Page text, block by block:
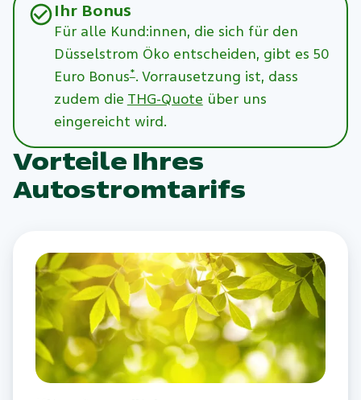
Ihr Bonus
Für alle Kund:innen, die sich für den
Düsselstrom Öko entscheiden, gibt es 50
Euro Bonus*. Vorrausetzung ist, dass
zudem die THG-Quote über uns
eingereicht wird.
Vorteile Ihres
Autostromtarifs